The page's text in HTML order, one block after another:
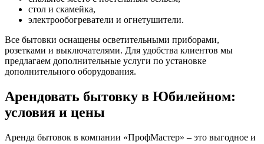
стол и скамейка,
электрообогреватели и огнетушители.
Все бытовки оснащены осветительными приборами,
розетками и выключателями. Для удобства клиентов мы
предлагаем дополнительные услуги по установке
дополнительного оборудования.
Арендовать бытовку в Юбилейном:
условия и цены
Аренда бытовок в компании «ПрофМастер» – это выгодное и